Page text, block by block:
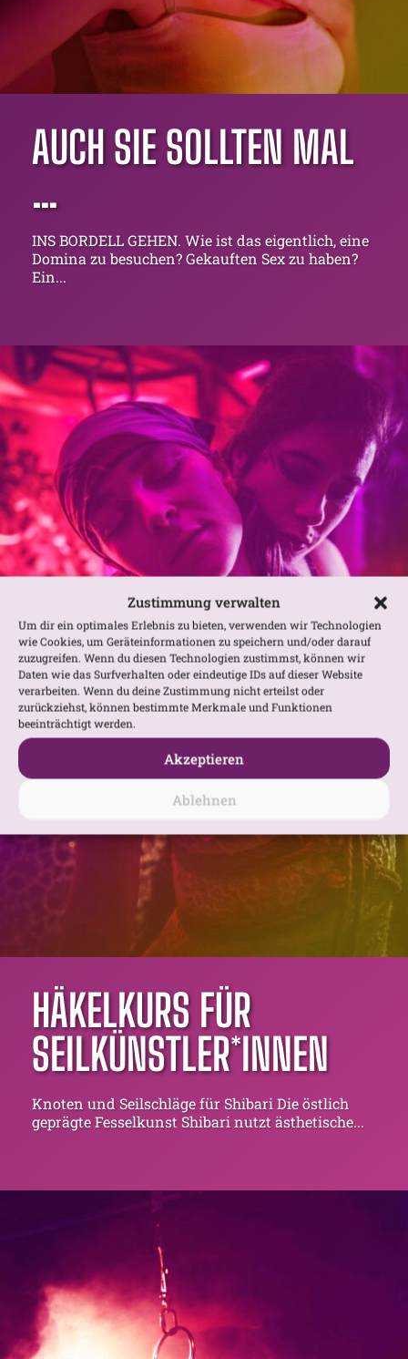
Zustimmung verwalten
Um dir ein optimales Erlebnis zu bieten, verwenden wir Technologien
wie Cookies, um Geräteinformationen zu speichern und/oder darauf
zuzugreifen. Wenn du diesen Technologien zustimmst, können wir
Daten wie das Surfverhalten oder eindeutige IDs auf dieser Website
verarbeiten. Wenn du deine Zustimmung nicht erteilst oder
zurückziehst, können bestimmte Merkmale und Funktionen
beeinträchtigt werden.
Akzeptieren
Ablehnen
AUCH SIE SOLLTEN MAL
…
INS BORDELL GEHEN. Wie ist das eigentlich, eine
Domina zu besuchen? Gekauften Sex zu haben?
Ein...
HÄKELKURS FÜR
SEILKÜNSTLER*INNEN
Knoten und Seilschläge für Shibari Die östlich
geprägte Fesselkunst Shibari nutzt ästhetische...